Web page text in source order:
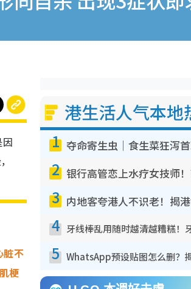
脏不
梗
港生活人气本地
1
2
3
4
5